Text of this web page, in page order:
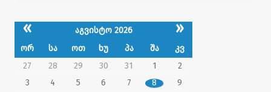
« აგვისტო 2026 »
ორ სა ოთ ხუ პა შა
კვ
27
28 29 30 31 1
2
3
4 5 6 7 8
9